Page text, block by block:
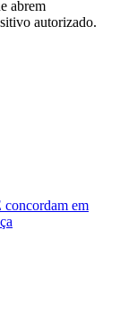
abrem
autorizado.
concordam em